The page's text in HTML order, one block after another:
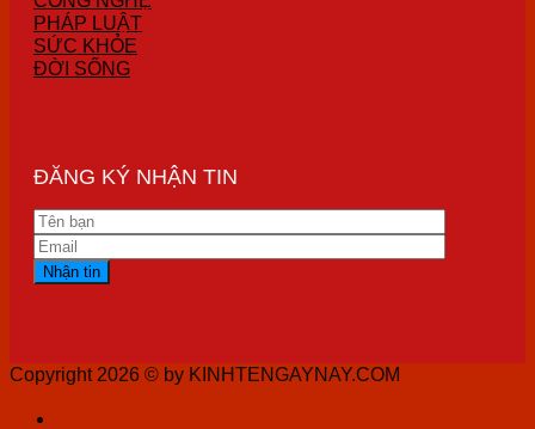
PHÁP LUẬT
SỨC KHỎE
ĐỜI SỐNG
ĐĂNG KÝ NHẬN TIN
Copyright 2026 © by KINHTENGAYNAY.COM